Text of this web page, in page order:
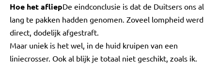
Hoe het afliepDe eindconclusie is dat de Duitsers ons al
lang te pakken hadden genomen. Zoveel lompheid werd
direct, dodelijk afgestraft.
Maar uniek is het wel, in de huid kruipen van een
liniecrosser. Ook al blijk je totaal niet geschikt, zoals ik.